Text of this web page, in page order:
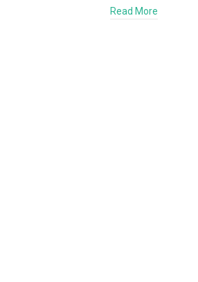
Read More